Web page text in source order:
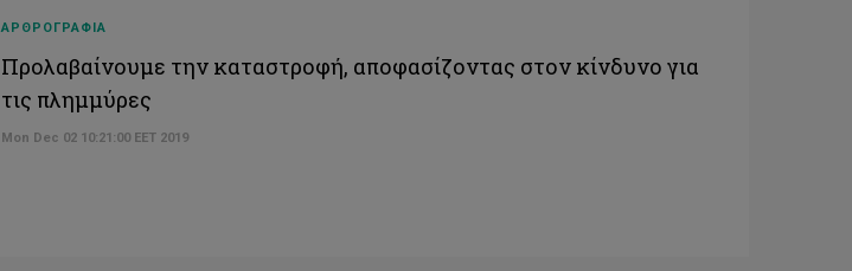
ΑΡΘΡΟΓΡΑΦΙΑ
Προλαβαίνουμε την καταστροφή, αποφασίζοντας στον κίνδυνο για
τις πλημμύρες
Mon Dec 02 10:21:00 EET 2019